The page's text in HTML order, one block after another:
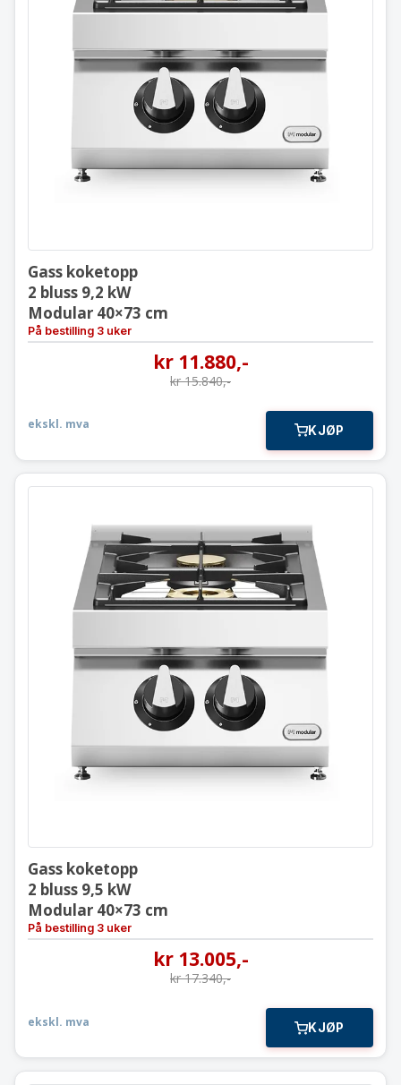
Gass koketopp
2 bluss 9,2 kW
Modular 40×73 cm
Gass koketopp
2 bluss 9,2 kW
Modular 40×73 cm
På bestilling 3 uker
kr11.880,-
kr15.840,-
ekskl. mva KJØP
Gass koketopp
2 bluss 9,5 kW
Modular 40×73 cm
Gass koketopp
2 bluss 9,5 kW
Modular 40×73 cm
På bestilling 3 uker
kr13.005,-
kr17.340,-
ekskl. mva KJØP